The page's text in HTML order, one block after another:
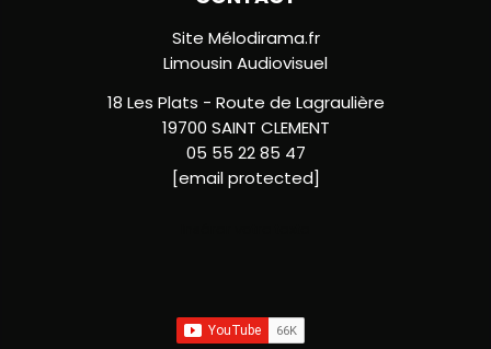
Site Mélodirama.fr
Limousin Audiovisuel
18 Les Plats - Route de Lagraulière
19700 SAINT CLEMENT
05 55 22 85 47
[email protected]